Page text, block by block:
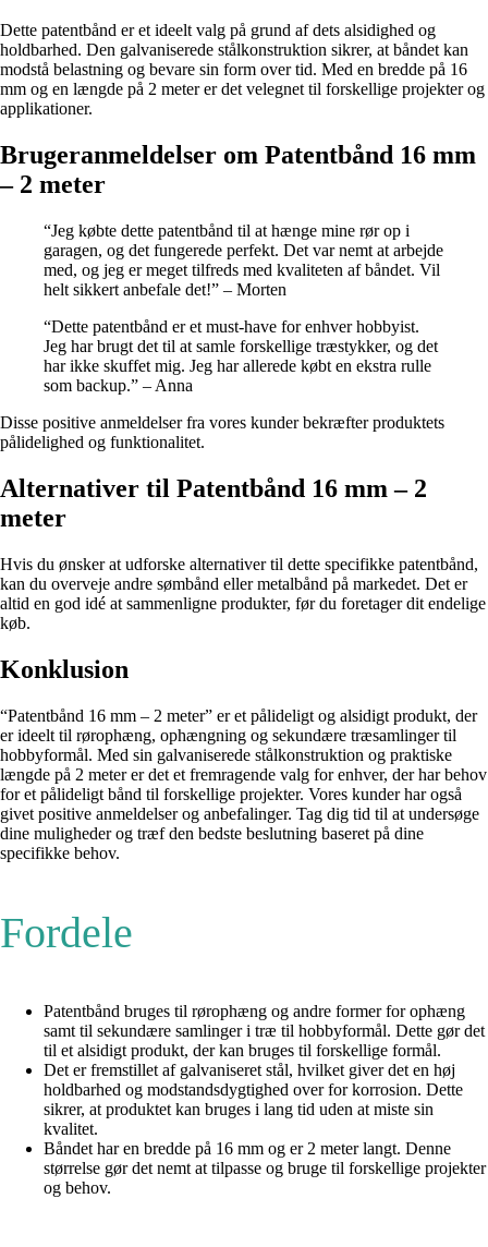
Dette patentbånd er et ideelt valg på grund af dets alsidighed og
holdbarhed. Den galvaniserede stålkonstruktion sikrer, at båndet kan
modstå belastning og bevare sin form over tid. Med en bredde på 16
mm og en længde på 2 meter er det velegnet til forskellige projekter og
applikationer.
Brugeranmeldelser om Patentbånd 16 mm
– 2 meter
“Jeg købte dette patentbånd til at hænge mine rør op i
garagen, og det fungerede perfekt. Det var nemt at arbejde
med, og jeg er meget tilfreds med kvaliteten af ​​båndet. Vil
helt sikkert anbefale det!” – Morten
“Dette patentbånd er et must-have for enhver hobbyist.
Jeg har brugt det til at samle forskellige træstykker, og det
har ikke skuffet mig. Jeg har allerede købt en ekstra rulle
som backup.” – Anna
Disse positive anmeldelser fra vores kunder bekræfter produktets
pålidelighed og funktionalitet.
Alternativer til Patentbånd 16 mm – 2
meter
Hvis du ønsker at udforske alternativer til dette specifikke patentbånd,
kan du overveje andre sømbånd eller metalbånd på markedet. Det er
altid en god idé at sammenligne produkter, før du foretager dit endelige
køb.
Konklusion
“Patentbånd 16 mm – 2 meter” er et pålideligt og alsidigt produkt, der
er ideelt til rørophæng, ophængning og sekundære træsamlinger til
hobbyformål. Med sin galvaniserede stålkonstruktion og praktiske
længde på 2 meter er det et fremragende valg for enhver, der har behov
for et pålideligt bånd til forskellige projekter. Vores kunder har også
givet positive anmeldelser og anbefalinger. Tag dig tid til at undersøge
dine muligheder og træf den bedste beslutning baseret på dine
specifikke behov.
Fordele
Patentbånd bruges til rørophæng og andre former for ophæng
samt til sekundære samlinger i træ til hobbyformål. Dette gør det
til et alsidigt produkt, der kan bruges til forskellige formål.
Det er fremstillet af galvaniseret stål, hvilket giver det en høj
holdbarhed og modstandsdygtighed over for korrosion. Dette
sikrer, at produktet kan bruges i lang tid uden at miste sin
kvalitet.
Båndet har en bredde på 16 mm og er 2 meter langt. Denne
størrelse gør det nemt at tilpasse og bruge til forskellige projekter
og behov.